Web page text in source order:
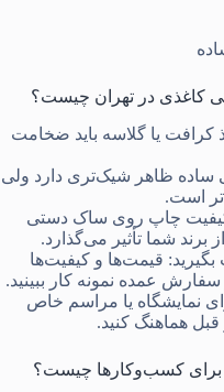
کاغذی در تهران چیست؟
کرافت یا گلاسه باید ضخامت
ساده ظاهر شیک‌تری دارد ولی
است.
چاپ روی ساک دستی
شما تأثیر می‌گذارد.
بگیرید: قیمت‌ها و کیفیت‌ها
عمده نمونه کار ببینید.
نمایشگاه یا مراسم خاص
قبل هماهنگ کنید.
برای کسب‌وکارها چیست؟